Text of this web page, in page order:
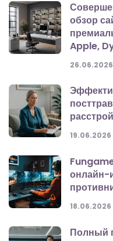
обзор
Apple,
26.06.2026
19.06.2026
онлайн-
18.06.2026
Полный